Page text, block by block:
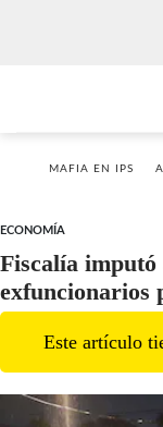
MAFIA EN IPS
ECONOMÍA
Fiscalía imputó
exfuncionarios
Este artículo